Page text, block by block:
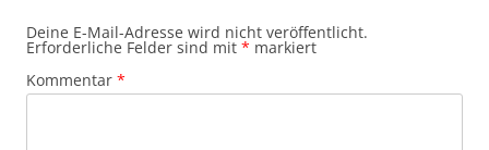
Deine E-Mail-Adresse wird nicht veröffentlicht.
Erforderliche Felder sind mit * markiert
Kommentar *